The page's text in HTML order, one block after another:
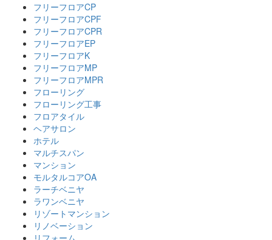
フリーフロアCP
フリーフロアCPF
フリーフロアCPR
フリーフロアEP
フリーフロアK
フリーフロアMP
フリーフロアMPR
フローリング
フローリング工事
フロアタイル
ヘアサロン
ホテル
マルチスパン
マンション
モルタルコアOA
ラーチベニヤ
ラワンベニヤ
リゾートマンション
リノベーション
リフォーム